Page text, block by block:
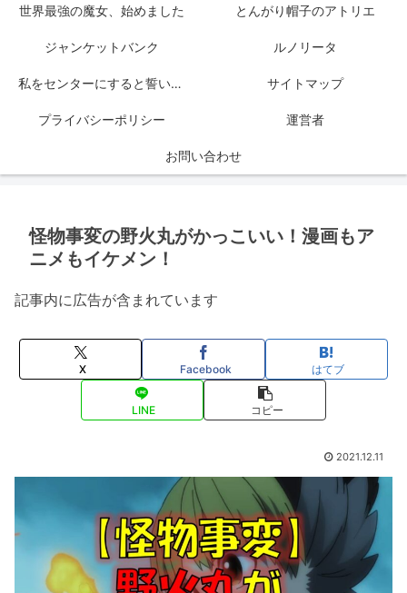
世界最強の魔女、始めました とんがり帽子のアトリエ
ジャンケットバンク ルノリータ
私をセンターにすると誓いますか？ サイトマップ
プライバシーポリシー 運営者
お問い合わせ
怪物事変の野火丸がかっこいい！漫画もア
ニメもイケメン！
記事内に広告が含まれています
X Facebook はてブ
LINE コピー
2021.12.11